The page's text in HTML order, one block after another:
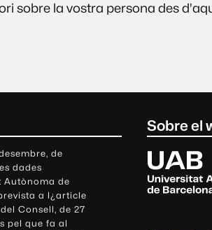
sobre la vostra persona des
de
dades
Autònoma de
a l¿article
Consell, de 27
pel que fa al
Sobre el
U
n
i